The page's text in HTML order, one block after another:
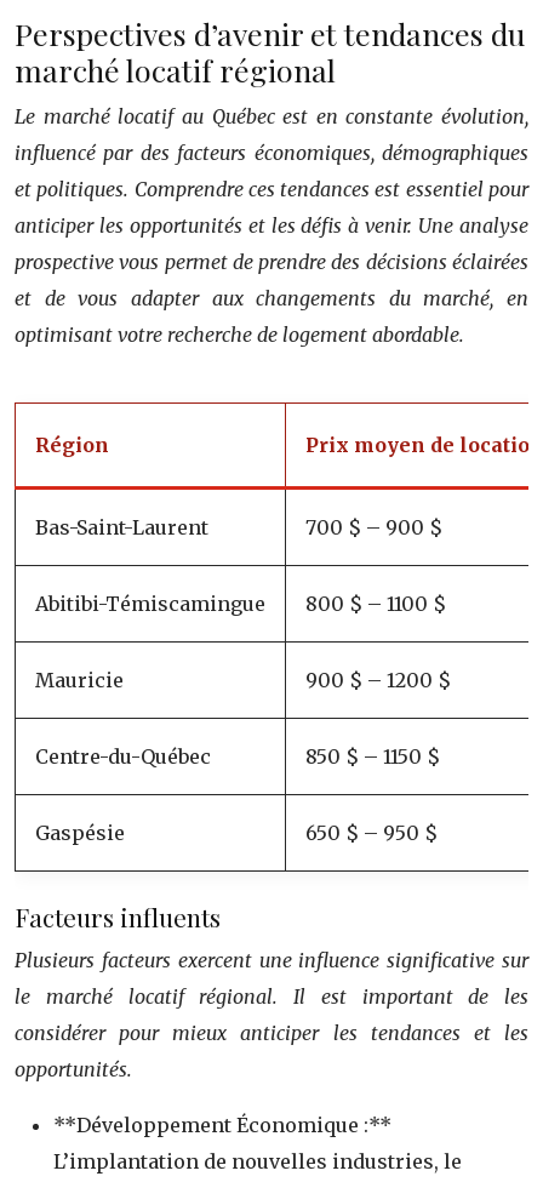
Perspectives d’avenir et tendances du
marché locatif régional
Le marché locatif au Québec est en constante évolution,
influencé par des facteurs économiques, démographiques
et politiques. Comprendre ces tendances est essentiel pour
anticiper les opportunités et les défis à venir. Une analyse
prospective vous permet de prendre des décisions éclairées
et de vous adapter aux changements du marché, en
optimisant votre recherche de logement abordable.
Région Prix moyen de
Bas-Saint-Laurent 700 $ – 900 $
Abitibi-Témiscamingue 800 $ – 1100 $
Mauricie 900 $ – 1200 $
Centre-du-Québec 850 $ – 1150 $
Gaspésie 650 $ – 950 $
Facteurs influents
Plusieurs facteurs exercent une influence significative sur
le marché locatif régional. Il est important de les
considérer pour mieux anticiper les tendances et les
opportunités.
**Développement Économique :**
L’implantation de nouvelles industries, le